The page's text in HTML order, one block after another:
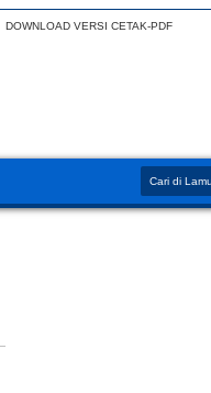
DOWNLOAD VERSI CETAK-PDF